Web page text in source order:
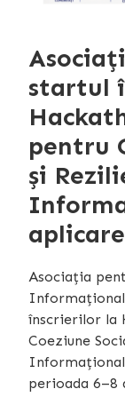
startul
pentru
și
Asociația
înscrierilor la
Coeziune
perioada 6–8